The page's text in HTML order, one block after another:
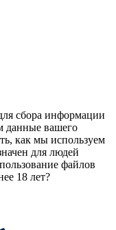
сбора информации
данные вашего
как мы используем
для людей
файлов
18 лет?